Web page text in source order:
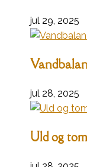
jul 29, 2025
jul 28, 2025
Uld og